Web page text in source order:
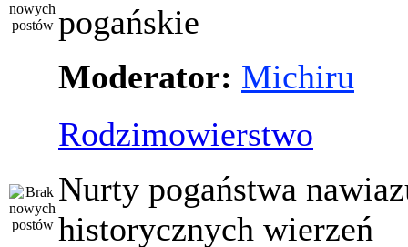
pogańskie
Moderator: Michiru
Rodzimowierstwo
Nurty pogaństwa
historycznych wierzeń